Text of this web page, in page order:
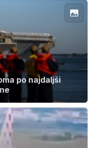
po najdaljši